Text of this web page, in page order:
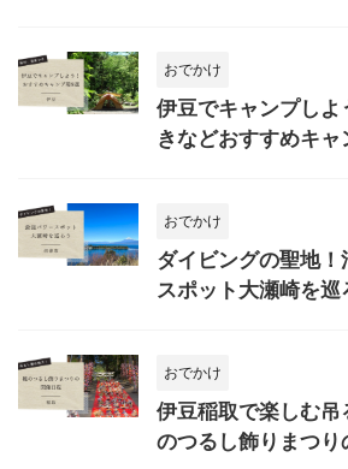
おでかけ
伊豆でキャンプし
きなどおすすめキャ
おでかけ
ダイビングの聖地
スポット大瀬崎を巡
おでかけ
伊豆稲取で楽しむ
のつるし飾りまつり